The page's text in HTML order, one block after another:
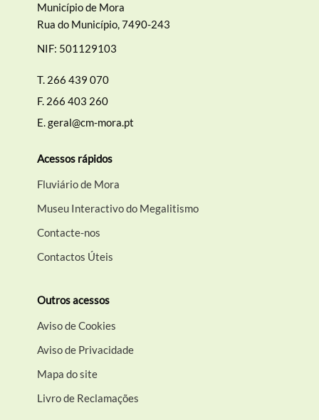
Município de Mora
Rua do Município, 7490-243
NIF: 501129103
T. 266 439 070
F. 266 403 260
E.geral@cm-mora.pt
Acessos rápidos
Fluviário de Mora
Museu Interactivo do Megalitismo
Contacte-nos
Contactos Úteis
Outros acessos
Aviso de Cookies
Aviso de Privacidade
Mapa do site
Livro de Reclamações